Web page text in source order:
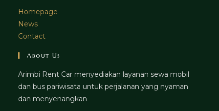
Homepage
News
Contact
About Us
Arimbi Rent Car menyediakan layanan sewa mobil
dan bus pariwisata untuk perjalanan yang nyaman
dan menyenangkan